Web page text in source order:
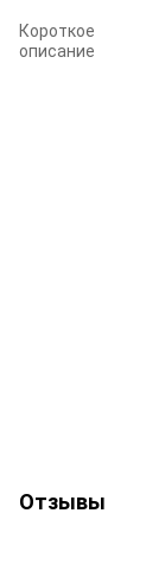
Короткое
описание
Отзывы